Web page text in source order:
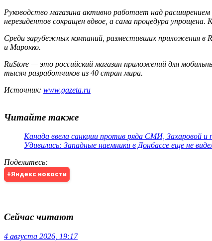
Руководство магазина активно работает над
нерезидентов сокращен вдвое, а сама процедура
Среди зарубежных компаний, разместивших приложения
и Марокко.
RuStore — это российский магазин приложений для
тысяч разработчиков из 40 стран мира.
Источник: www.gazeta.ru
Читайте также
Канада ввела санкции против ряда СМИ, Захаровой и
Удивились: Западные наемники в Донбассе еще не
Поделитесь:
+Яндекс новости
Сейчас читают
4 августа 2026, 19:17